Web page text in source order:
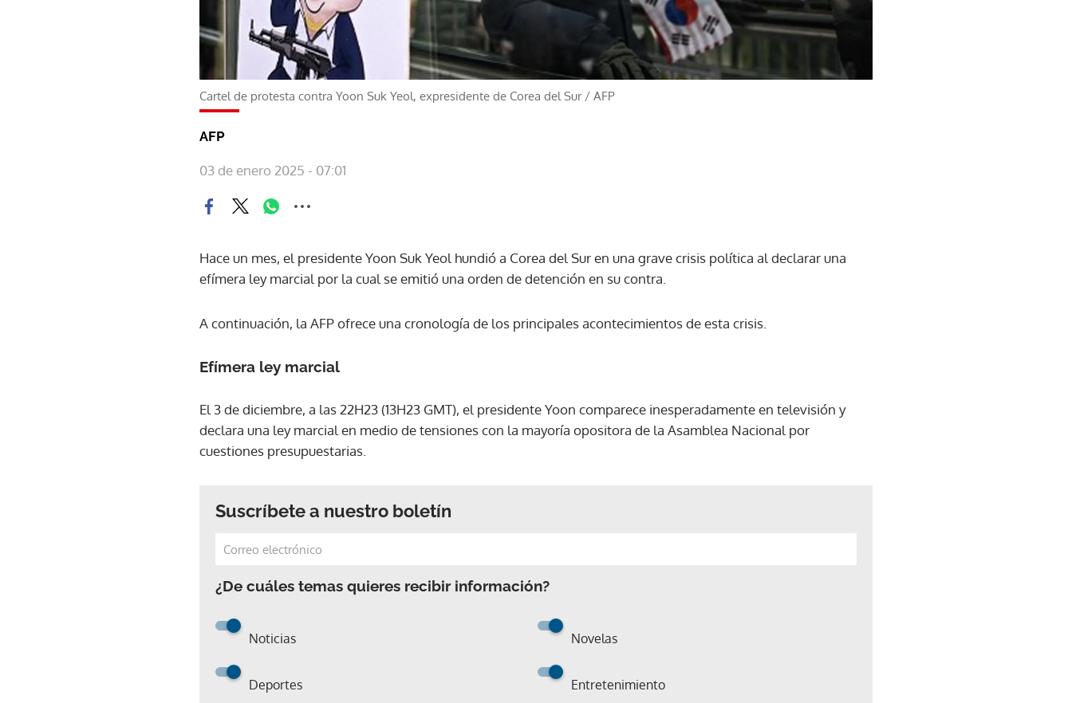
Cartel de protesta contra Yoon Suk Yeol, expresidente de Corea del Sur/ AFP
AFP
03 de enero 2025 - 07:01
Hace un mes, el presidente Yoon Suk Yeol hundió a Corea del Sur en una grave crisis política al declarar una
efímera ley marcial por la cual se emitió una orden de detención en su contra.
A continuación, la AFP ofrece una cronología de los principales acontecimientos de esta crisis.
Efímera ley marcial
El 3 de diciembre, a las 22H23 (13H23 GMT), el presidente Yoon comparece inesperadamente en televisión y
declara una ley marcial en medio de tensiones con la mayoría opositora de la Asamblea Nacional por
cuestiones presupuestarias.
Suscríbete a nuestro boletín
¿De cuáles temas quieres recibir información?
Noticias Novelas
Deportes Entretenimiento